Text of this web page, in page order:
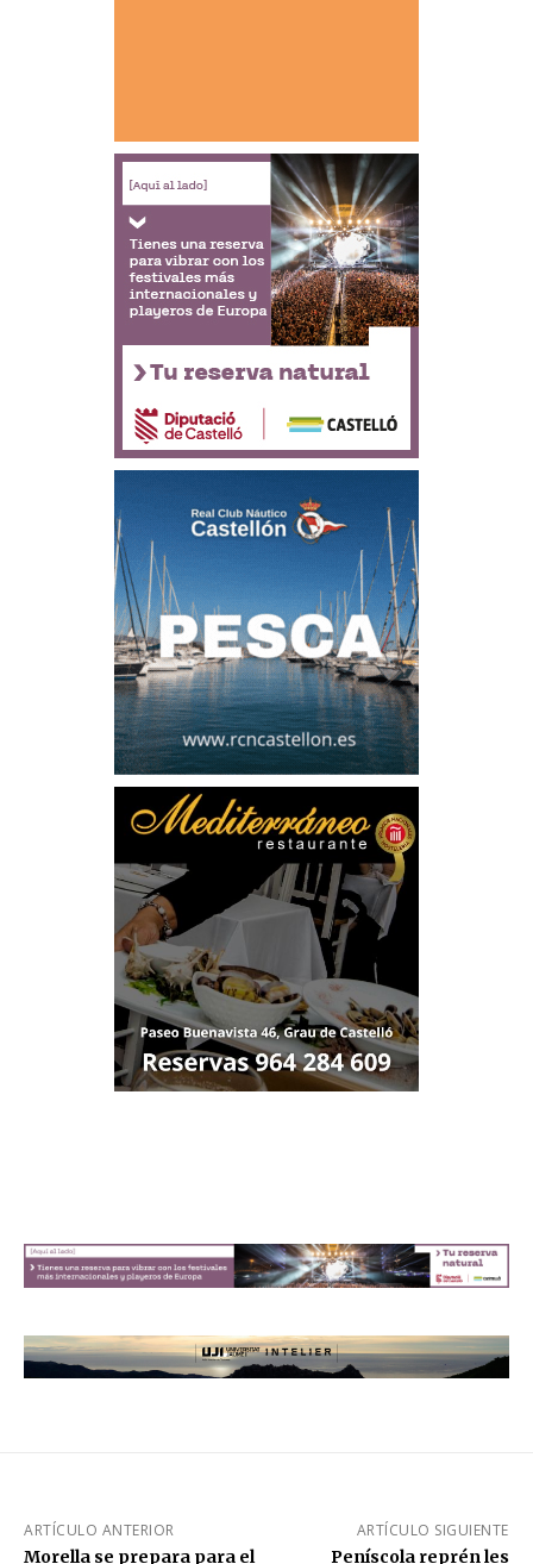
ARTÍCULO ANTERIOR
Morella se prepara para el
ARTÍCULO SIGUIENTE
Peníscola reprén les